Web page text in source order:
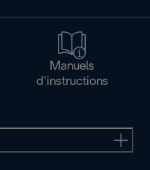
Manuels
d’instructions